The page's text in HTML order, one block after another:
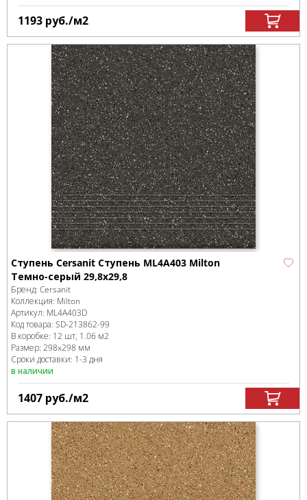
1193 руб./м2
Ступень Cersanit Ступень ML4A403 Milton
Темно-серый 29,8x29,8
Бренд: Cersanit
Коллекция: Milton
Артикул: ML4A403D
Код товара: SD-213862-99
В коробке: 12 шт, 1.06 м2
Размер: 298x298 мм
Сроки доставки: 1-3 дня
в наличии
1407 руб./м2